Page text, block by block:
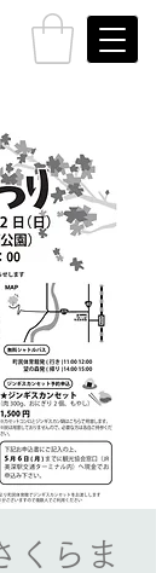
くらま